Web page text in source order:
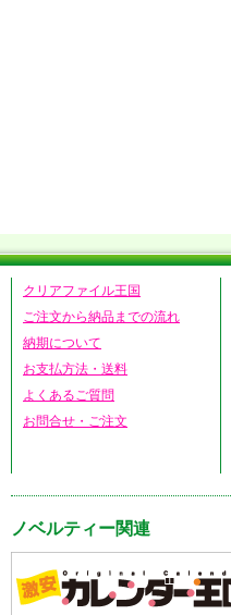
クリアファイル王国
ご注文から納品までの流れ
納期について
お支払方法・送料
よくあるご質問
お問合せ・ご注文
ノベルティー関連